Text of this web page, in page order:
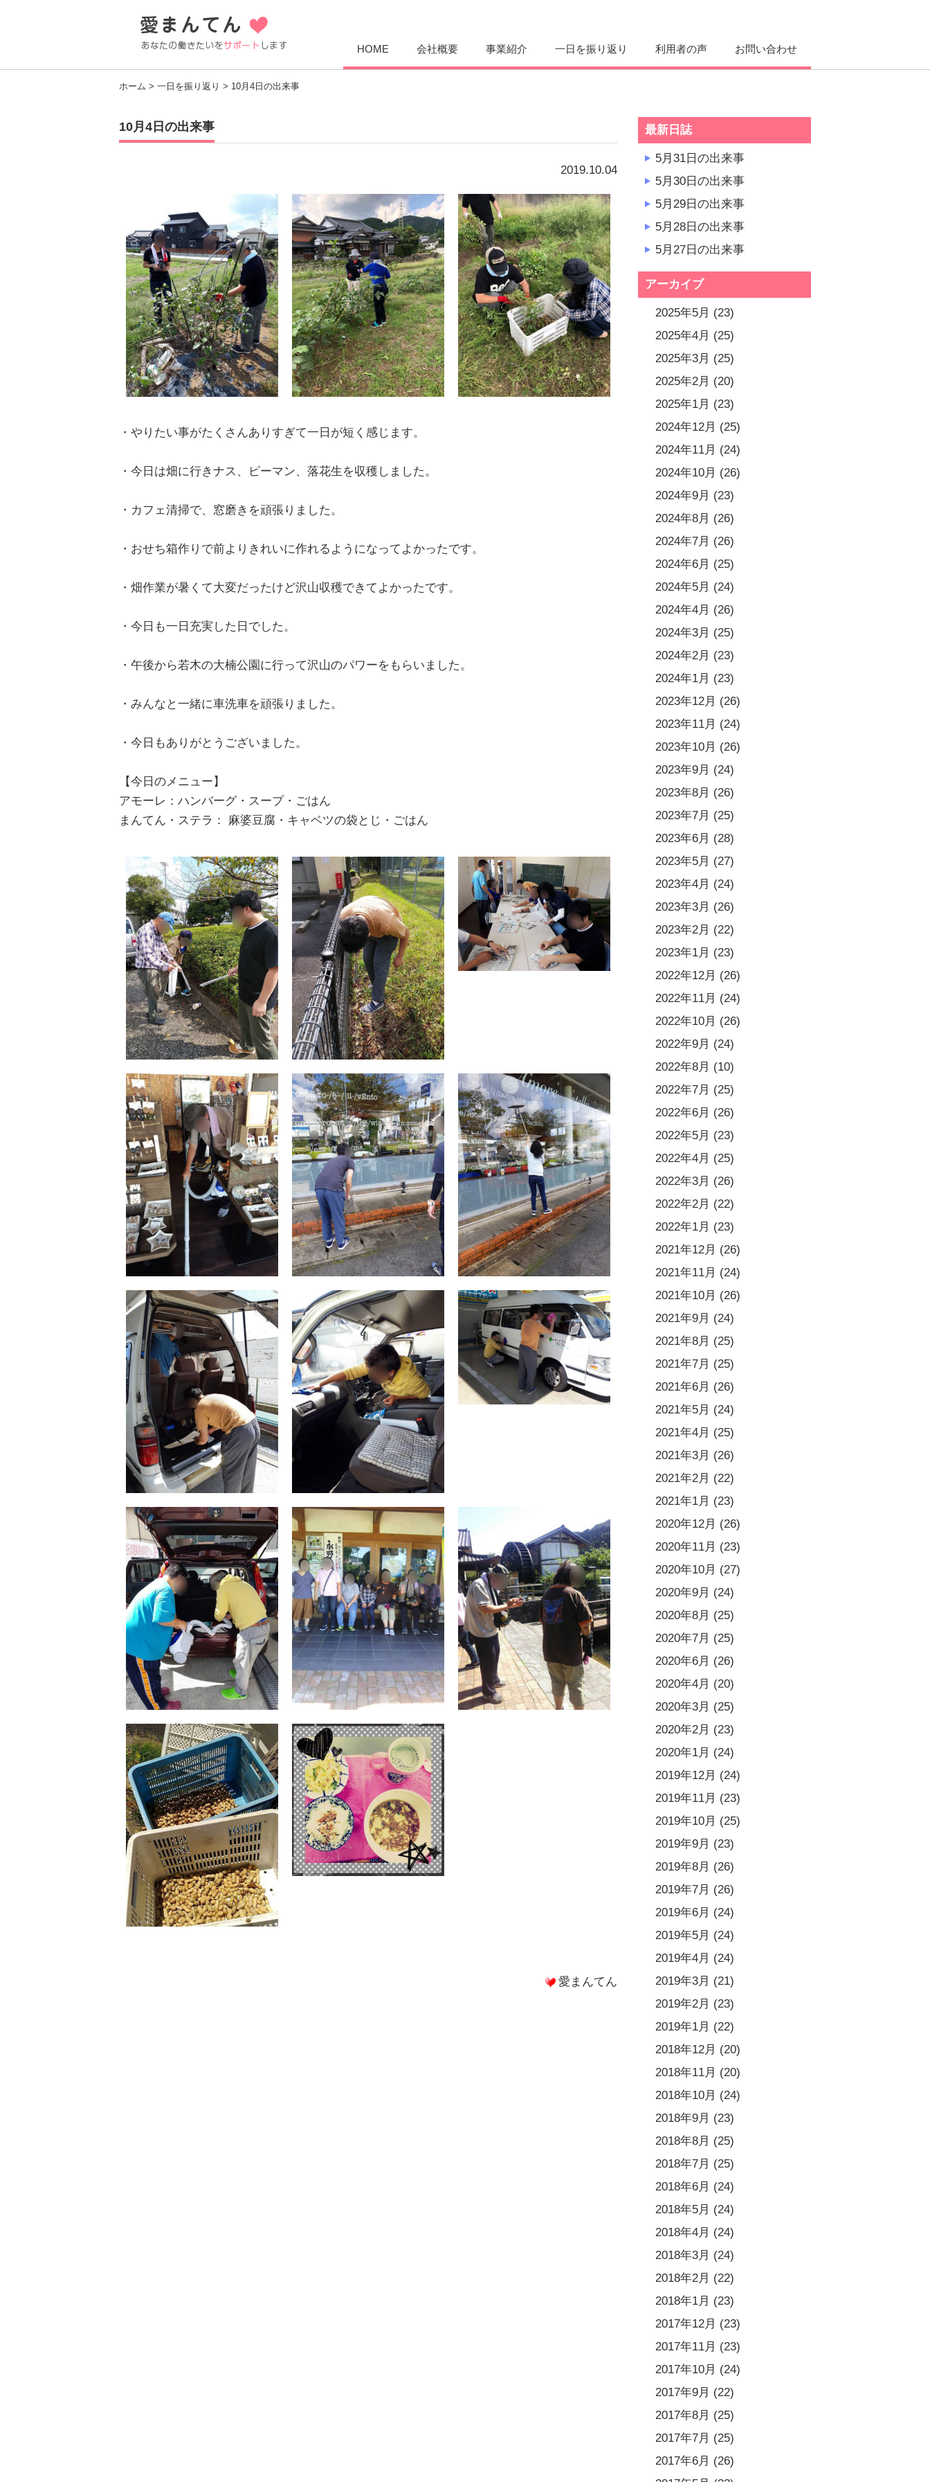
HOME 会社概要 事業紹介 一日を振り返り 利用者の声 お問い合わせ
ホーム > 一日を振り返り > 10月4日の出来事
10月4日の出来事
2019.10.04
・やりたい事がたくさんありすぎて一日が短く感じます。
・今日は畑に行きナス、ピーマン、落花生を収穫しました。
・カフェ清掃で、窓磨きを頑張りました。
・おせち箱作りで前よりきれいに作れるようになってよかったです。
・畑作業が暑くて大変だったけど沢山収穫できてよかったです。
・今日も一日充実した日でした。
・午後から若木の大楠公園に行って沢山のパワーをもらいました。
・みんなと一緒に車洗車を頑張りました。
・今日もありがとうございました。
【今日のメニュー】
アモーレ：ハンバーグ・スープ・ごはん
まんてん・ステラ： 麻婆豆腐・キャベツの袋とじ・ごはん
愛まんてん
最新日誌
5月31日の出来事
5月30日の出来事
5月29日の出来事
5月28日の出来事
5月27日の出来事
アーカイブ
2025年5月 (23)
2025年4月 (25)
2025年3月 (25)
2025年2月 (20)
2025年1月 (23)
2024年12月 (25)
2024年11月 (24)
2024年10月 (26)
2024年9月 (23)
2024年8月 (26)
2024年7月 (26)
2024年6月 (25)
2024年5月 (24)
2024年4月 (26)
2024年3月 (25)
2024年2月 (23)
2024年1月 (23)
2023年12月 (26)
2023年11月 (24)
2023年10月 (26)
2023年9月 (24)
2023年8月 (26)
2023年7月 (25)
2023年6月 (28)
2023年5月 (27)
2023年4月 (24)
2023年3月 (26)
2023年2月 (22)
2023年1月 (23)
2022年12月 (26)
2022年11月 (24)
2022年10月 (26)
2022年9月 (24)
2022年8月 (10)
2022年7月 (25)
2022年6月 (26)
2022年5月 (23)
2022年4月 (25)
2022年3月 (26)
2022年2月 (22)
2022年1月 (23)
2021年12月 (26)
2021年11月 (24)
2021年10月 (26)
2021年9月 (24)
2021年8月 (25)
2021年7月 (25)
2021年6月 (26)
2021年5月 (24)
2021年4月 (25)
2021年3月 (26)
2021年2月 (22)
2021年1月 (23)
2020年12月 (26)
2020年11月 (23)
2020年10月 (27)
2020年9月 (24)
2020年8月 (25)
2020年7月 (25)
2020年6月 (26)
2020年4月 (20)
2020年3月 (25)
2020年2月 (23)
2020年1月 (24)
2019年12月 (24)
2019年11月 (23)
2019年10月 (25)
2019年9月 (23)
2019年8月 (26)
2019年7月 (26)
2019年6月 (24)
2019年5月 (24)
2019年4月 (24)
2019年3月 (21)
2019年2月 (23)
2019年1月 (22)
2018年12月 (20)
2018年11月 (20)
2018年10月 (24)
2018年9月 (23)
2018年8月 (25)
2018年7月 (25)
2018年6月 (24)
2018年5月 (24)
2018年4月 (24)
2018年3月 (24)
2018年2月 (22)
2018年1月 (23)
2017年12月 (23)
2017年11月 (23)
2017年10月 (24)
2017年9月 (22)
2017年8月 (25)
2017年7月 (25)
2017年6月 (26)